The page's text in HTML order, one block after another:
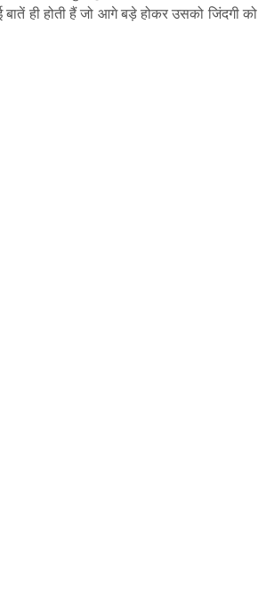
बातें ही होती हैं जो आगे बड़े होकर उसको जिंदगी को